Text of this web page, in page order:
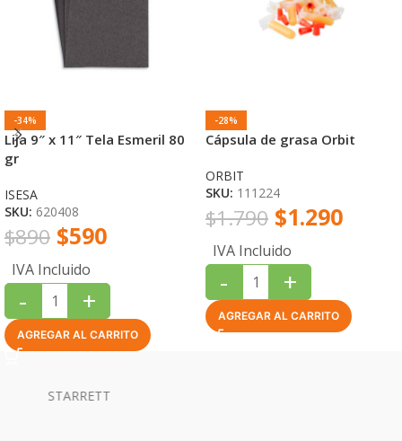
-34%
Lija 9″ x 11″ Tela Esmeril 80
gr
ISESA
SKU: 620408
$890 $590
IVA Incluido
- +
AGREGAR AL CARRITO
-28%
Cápsula de grasa Orbit
ORBIT
SKU: 111224
$1.790 $1.290
IVA Incluido
- +
AGREGAR AL CARRITO